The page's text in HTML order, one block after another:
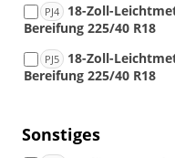
PJ4
18-Zoll-
Bereifung 225/40 R18
PJ5
18-Zoll-
Bereifung 225/40 R18
Sonstiges